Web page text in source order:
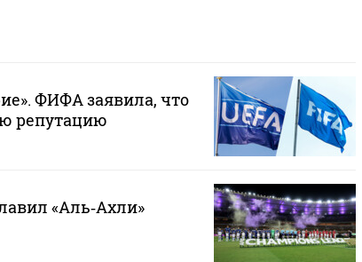
ФИФА заявила, что
репутацию
«Аль‑Ахли»